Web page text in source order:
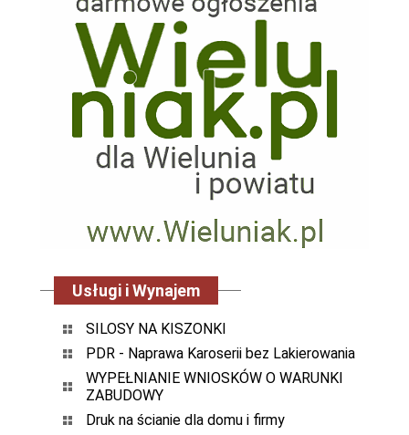
Usługi i Wynajem
SILOSY NA KISZONKI
PDR - Naprawa Karoserii bez Lakierowania
WYPEŁNIANIE WNIOSKÓW O WARUNKI
ZABUDOWY
Druk na ścianie dla domu i firmy